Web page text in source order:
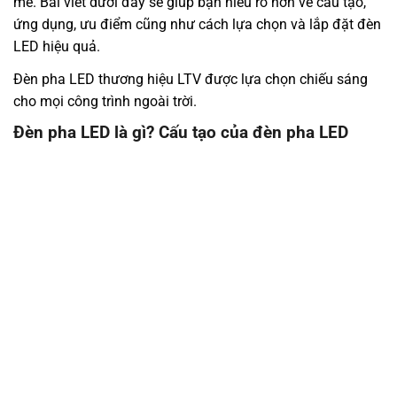
ứng dụng, ưu điểm cũng như cách lựa chọn và lắp đặt đèn
LED hiệu quả.
Đèn pha LED thương hiệu LTV được lựa chọn chiếu sáng
cho mọi công trình ngoài trời.
Đèn pha LED là gì? Cấu tạo của đèn pha LED